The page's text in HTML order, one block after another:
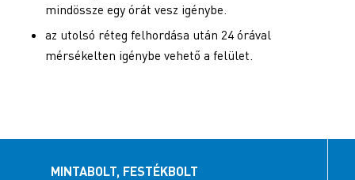
mindössze egy órát vesz igénybe.
az utolsó réteg felhordása után 24 órával
mérsékelten igénybe vehető a felület.
MINTABOLT, FESTÉKBOLT